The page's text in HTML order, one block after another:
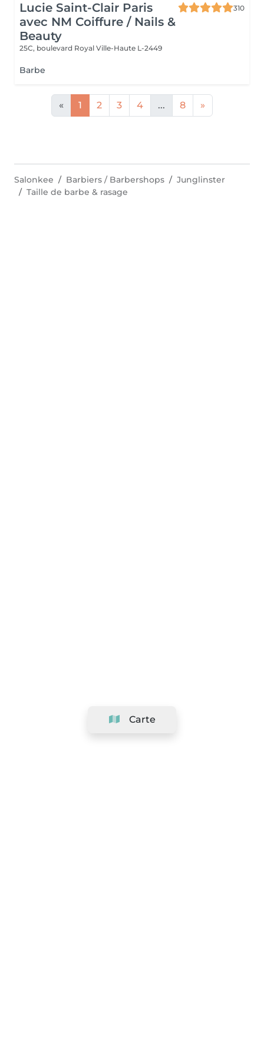
Lucie Saint-Clair Paris
avec NM Coiffure / Nails &
Beauty
310
25C, boulevard Royal Ville-Haute L-2449
Barbe
« 1 2 3 4 ... 8 »
Carte
Salonkee Barbiers / Barbershops
Junglinster
Taille de barbe & rasage